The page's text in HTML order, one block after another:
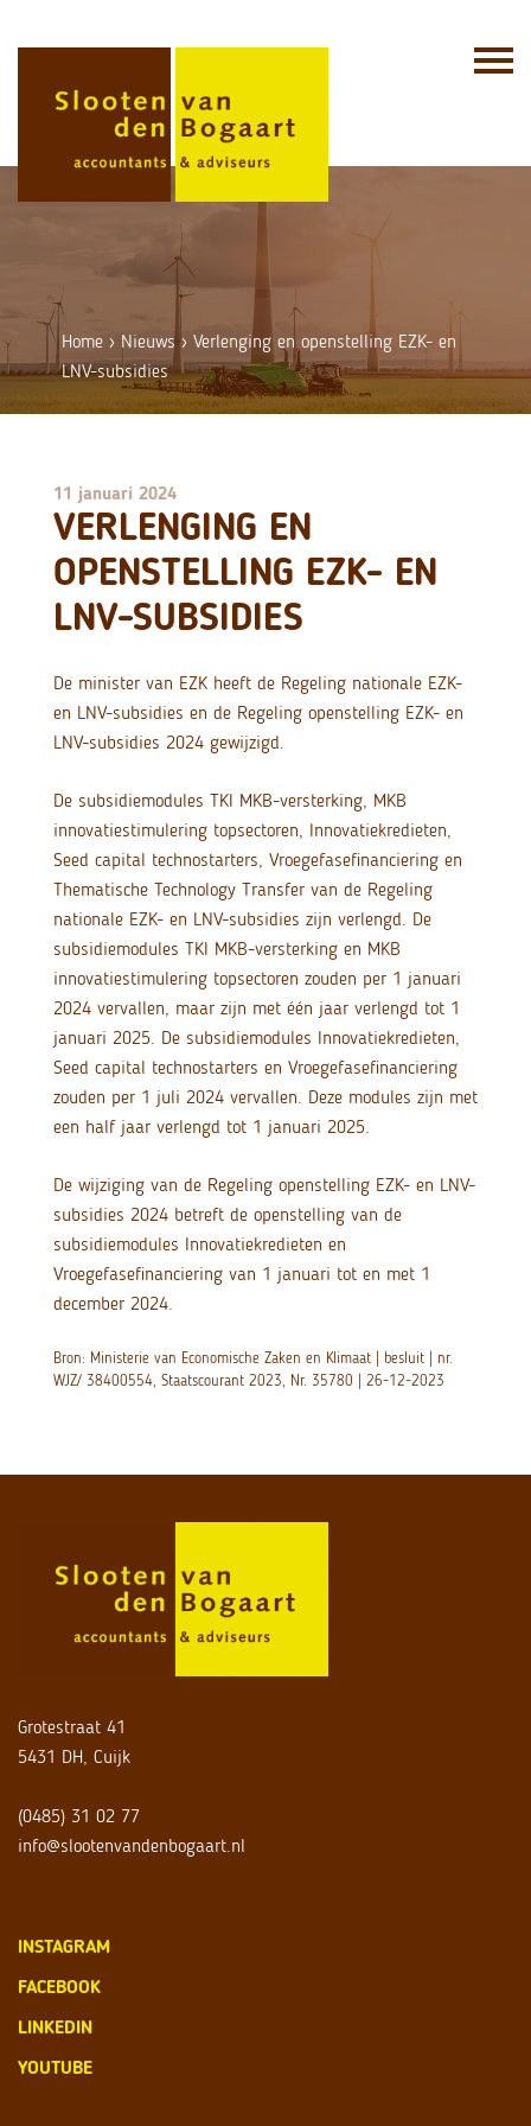
Home › Nieuws ›Verlenging en openstelling EZK- en
LNV-subsidies
11 januari 2024
VERLENGING EN
OPENSTELLING EZK- EN
LNV-SUBSIDIES
De minister van EZK heeft de Regeling nationale EZK-
en LNV-subsidies en de Regeling openstelling EZK- en
LNV-subsidies 2024 gewijzigd.
De subsidiemodules TKI MKB-versterking, MKB
innovatiestimulering topsectoren, Innovatiekredieten,
Seed capital technostarters, Vroegefasefinanciering en
Thematische Technology Transfer van de Regeling
nationale EZK- en LNV-subsidies zijn verlengd. De
subsidiemodules TKI MKB-versterking en MKB
innovatiestimulering topsectoren zouden per 1 januari
2024 vervallen, maar zijn met één jaar verlengd tot 1
januari 2025. De subsidiemodules Innovatiekredieten,
Seed capital technostarters en Vroegefasefinanciering
zouden per 1 juli 2024 vervallen. Deze modules zijn met
een half jaar verlengd tot 1 januari 2025.
De wijziging van de Regeling openstelling EZK- en LNV-
subsidies 2024 betreft de openstelling van de
subsidiemodules Innovatiekredieten en
Vroegefasefinanciering van 1 januari tot en met 1
december 2024.
Bron: Ministerie van Economische Zaken en Klimaat | besluit | nr.
WJZ/ 38400554, Staatscourant 2023, Nr. 35780 | 26-12-2023
Grotestraat 41
5431 DH, Cuijk
(0485) 31 02 77
info@slootenvandenbogaart.nl
INSTAGRAM
FACEBOOK
LINKEDIN
YOUTUBE